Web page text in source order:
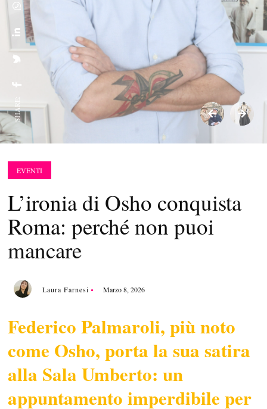
SHARE:
EVENTI
L’ironia di Osho conquista
Roma: perché non puoi
mancare
Laura Farnesi Marzo 8, 2026
Federico Palmaroli, più noto
come Osho, porta la sua satira
alla Sala Umberto: un
appuntamento imperdibile per